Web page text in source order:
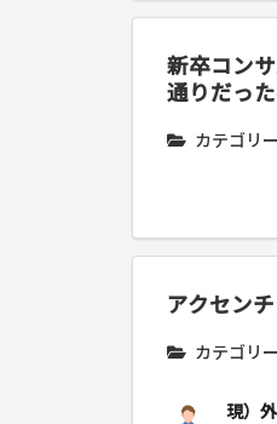
新卒コン
通りだっ
カテゴリ
アクセン
カテゴリ
現）